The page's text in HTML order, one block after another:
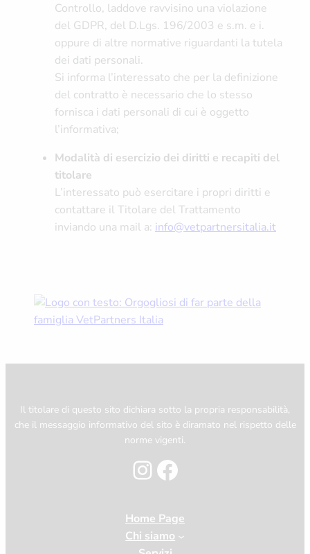
Controllo, laddove ravvisino una violazione
del GDPR, del D.Lgs. 196/2003 e s.m. e i.
oppure di altre normative riguardanti la tutela
dei dati personali.
Si informa l’interessato che per la definizione
del contratto è necessario che lo stesso
fornisca i dati personali di cui è oggetto
l’informativa;
Modalità di esercizio dei diritti e recapiti del
titolare
L’interessato può esercitare i propri diritti e
contattare il Titolare del Trattamento
inviando una mail a: info@vetpartnersitalia.it
Il titolare di questo sito dichiara sotto la propria responsabilità,
che il messaggio informativo del sito è diramato nel rispetto delle
norme vigenti.
Instagram
Facebook
Home Page
Chi siamo